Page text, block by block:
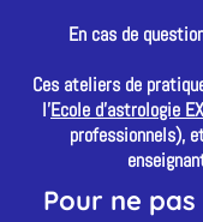
En cas de
Ces ateliers de
l'Ecole d'astrologie
professionnels),
Pour ne